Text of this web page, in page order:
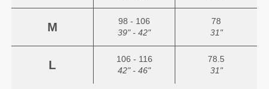
M
98 - 106
39" - 42"
78
31"
L
106 - 116
42" - 46"
78.5
31"